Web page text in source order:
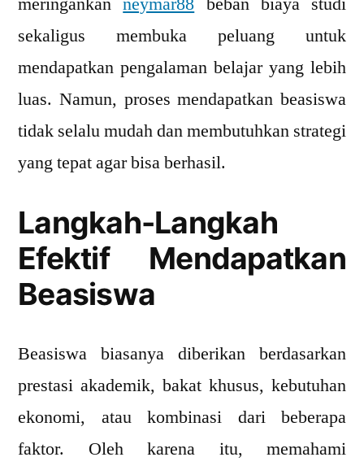
sekaligus membuka peluang untuk
mendapatkan pengalaman belajar yang lebih
luas. Namun, proses mendapatkan beasiswa
tidak selalu mudah dan membutuhkan strategi
yang tepat agar bisa berhasil.
Langkah-Langkah
Efektif Mendapatkan
Beasiswa
Beasiswa biasanya diberikan berdasarkan
prestasi akademik, bakat khusus, kebutuhan
ekonomi, atau kombinasi dari beberapa
faktor. Oleh karena itu, memahami